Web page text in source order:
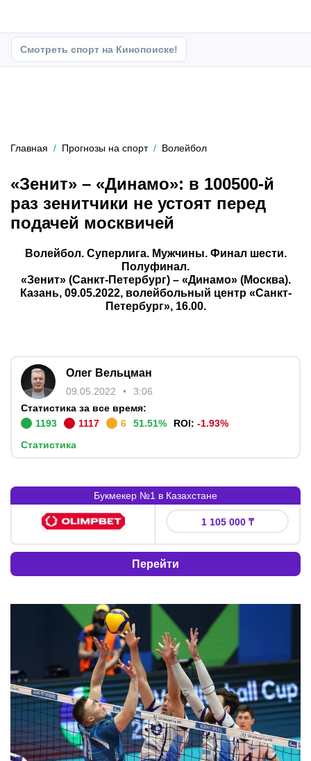
Смотреть спорт на Кинопоиске!
Главная Прогнозы на спорт Волейбол
«Зенит» – «Динамо»: в 100500-й
раз зенитчики не устоят перед
подачей москвичей
Волейбол. Суперлига. Мужчины. Финал шести.
Полуфинал.
«Зенит» (Санкт-Петербург) – «Динамо» (Москва).
Казань, 09.05.2022, волейбольный центр «Санкт-
Петербург», 16.00.
Олег Вельцман
09.05.2022
3:06
Статистика за все время:
1193
1117 6 51.51% ROI: -1.93%
Статистика
Букмекер №1 в Казахстане
Букмекер: Бонус
1 105 000 ₸
Перейти